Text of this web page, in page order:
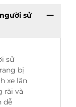
sử
sử
bị
xe lăn
rãi và
dễ